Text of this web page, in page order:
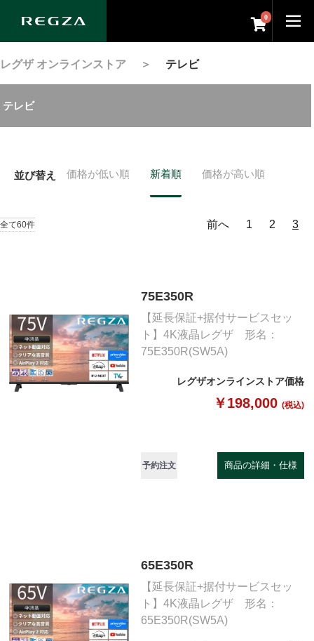
0
レグザ オンラインストア ＞ テレビ
テレビ
並び替え 価格が低い順 新着順 価格が高い順
全て60件 前へ 1 2 3
75E350R
【延長保証+据付サービスセッ
ト】4K液晶レグザ 形名：
75E350R(SW5A)
レグザオンラインストア価格
￥198,000 (税込)
予約注文 商品の詳細・仕様
65E350R
【延長保証+据付サービスセッ
ト】4K液晶レグザ 形名：
65E350R(SW5A)